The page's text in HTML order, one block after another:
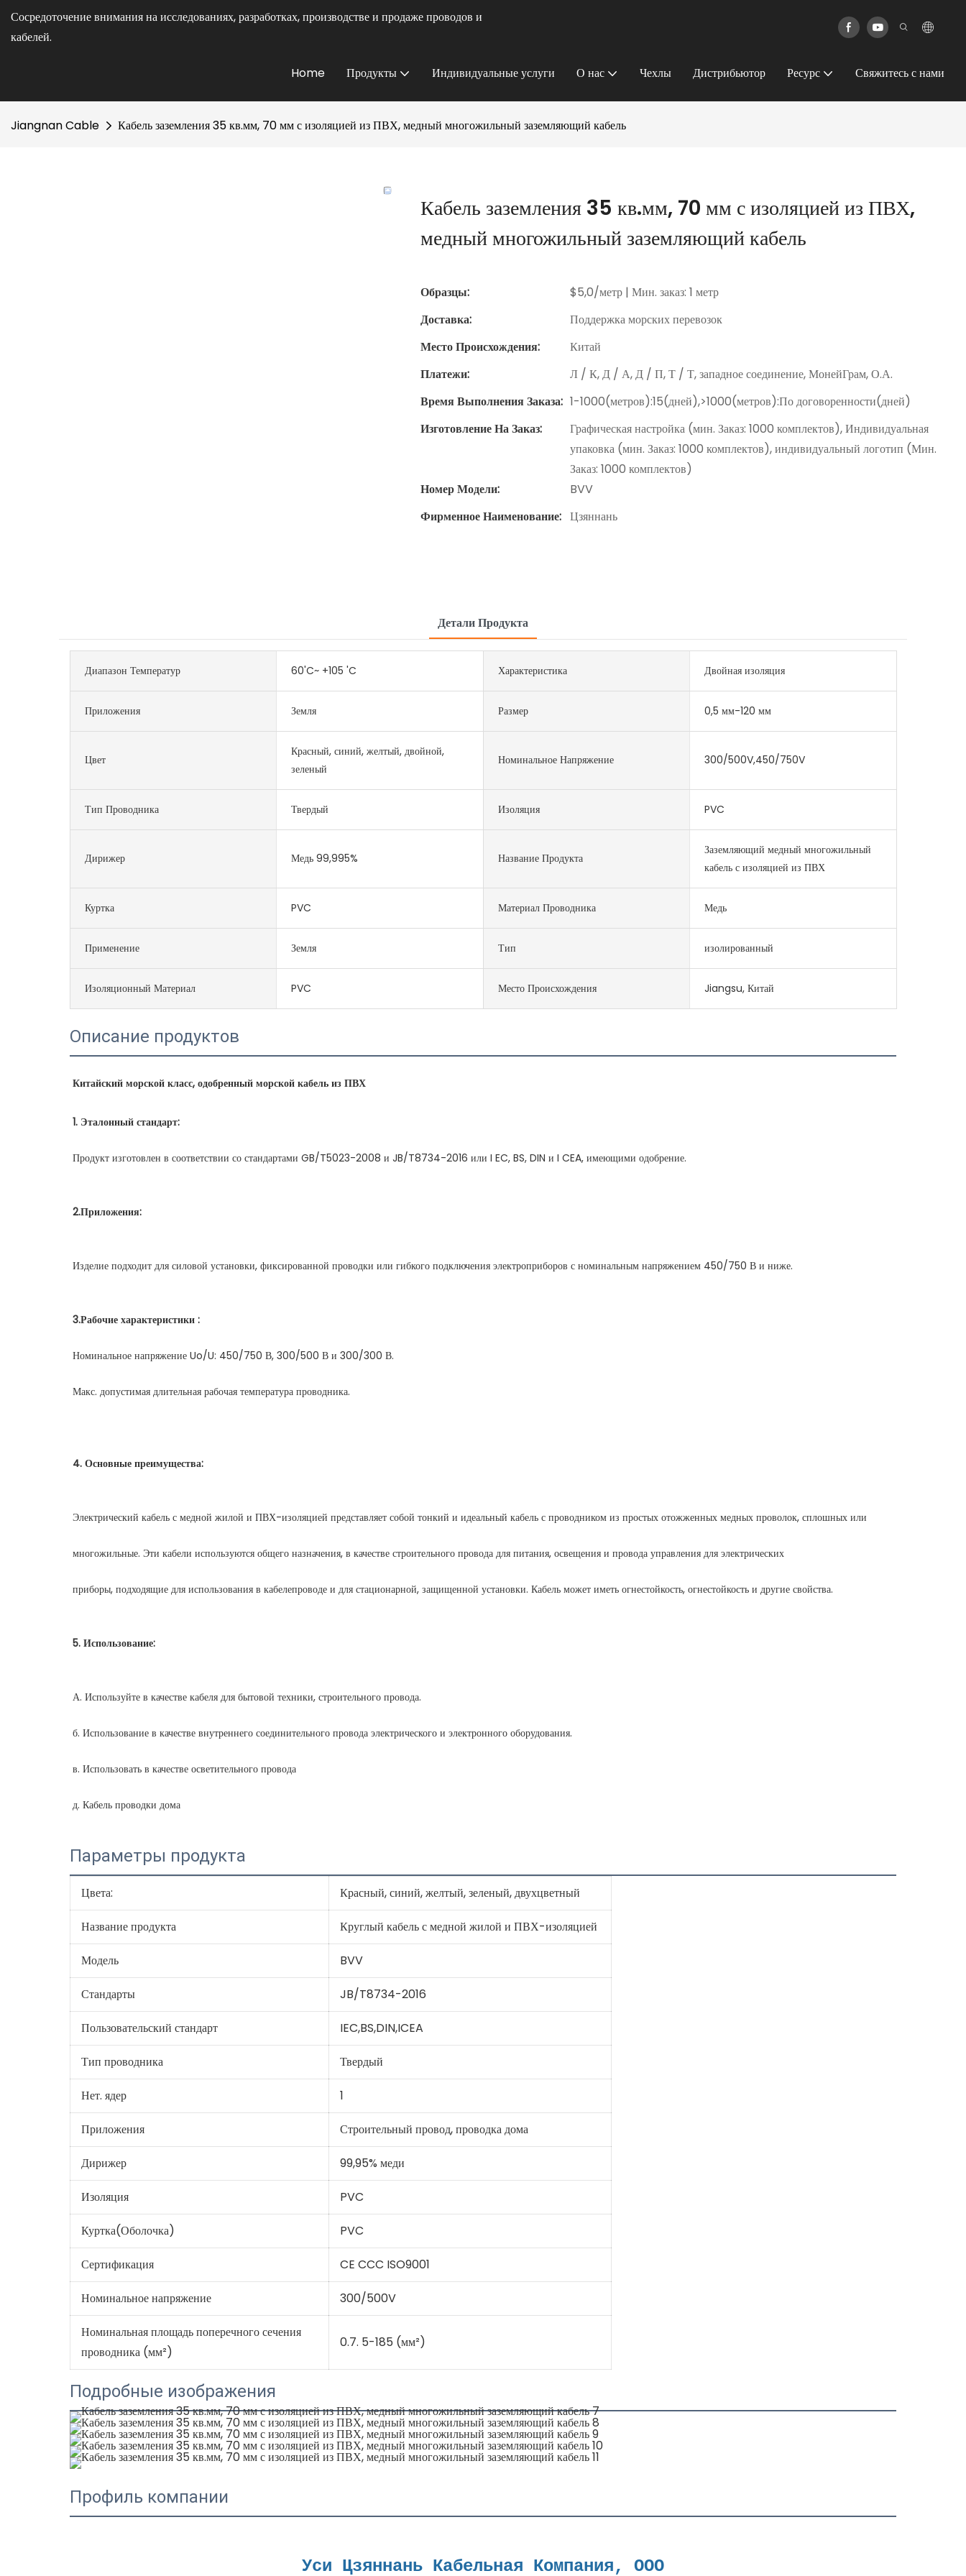
Сосредоточение внимания на исследованиях, разработках, производстве и продаже проводов и
кабелей.
Home Продукты Индивидуальные услуги О нас Чехлы Дистрибьютор Ресурс Свяжитесь с нами
Jiangnan Cable Кабель заземления 35 кв.мм, 70 мм с изоляцией из ПВХ, медный многожильный заземляющий кабель
Кабель заземления 35 кв.мм, 70 мм с изоляцией из ПВХ,
медный многожильный заземляющий кабель
Образцы:
$5,0/метр | Мин. заказ: 1 метр
Доставка:
Поддержка морских перевозок
Место Происхождения:
Китай
Платежи:
Л / К, Д / А, Д / П, Т / Т, западное соединение, МонейГрам, О.А.
Время Выполнения Заказа: 1-1000(метров):15(дней),>1000(метров):По договоренности(дней)
Изготовление На Заказ:
Графическая настройка (мин. Заказ: 1000 комплектов), Индивидуальная
упаковка (мин. Заказ: 1000 комплектов), индивидуальный логотип (Мин.
Заказ: 1000 комплектов)
Номер Модели:
BVV
Фирменное Наименование: Цзяннань
Детали Продукта
Диапазон Температур 60'C~ +105 'C Характеристика Двойная изоляция
Приложения Земля Размер 0,5 мм-120 мм
Цвет
Красный, синий, желтый, двойной,
зеленый
Номинальное Напряжение 300/500V,450/750V
Тип Проводника Твердый Изоляция PVC
Дирижер Медь 99,995% Название Продукта
Заземляющий медный многожильный
кабель с изоляцией из ПВХ
Куртка PVC Материал Проводника Медь
Применение Земля Тип изолированный
Изоляционный Материал PVC Место Происхождения Jiangsu, Китай
Описание продуктов
Параметры продукта
Цвета: Красный, синий, желтый, зеленый, двухцветный
Название продукта Круглый кабель с медной жилой и ПВХ-изоляцией
Модель BVV
Стандарты JB/T8734-2016
Пользовательский стандарт IEC,BS,DIN,ICEA
Тип проводника Твердый
Нет. ядер 1
Приложения Строительный провод, проводка дома
Дирижер 99,95% меди
Изоляция PVC
Куртка(Оболочка) PVC
Сертификация CE CCC ISO9001
Номинальное напряжение 300/500V
Номинальная площадь поперечного сечения
проводника (мм²)
0.7. 5-185 (мм²)
Подробные изображения
Профиль компании